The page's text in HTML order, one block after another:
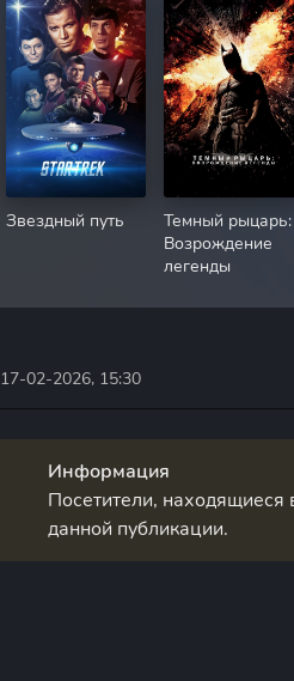
Звездный путь
Темный рыцарь:
Возрождение
легенды
17-02-2026, 15:30
Информация
Посетители, находящиеся
данной публикации.